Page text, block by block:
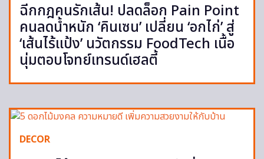
ฉีกกฎคนรักเส้น! ปลดล็อก Pain Point
คนลดน้ำหนัก ‘คินเซน’ เปลี่ยน ‘อกไก่’ สู่
‘เส้นไร้แป้ง’ นวัตกรรม FoodTech เนื้อ
นุ่มตอบโจทย์เทรนด์เฮลตี้
DECOR